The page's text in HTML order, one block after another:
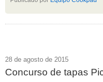
28 de agosto de 2015
Concurso de tapas